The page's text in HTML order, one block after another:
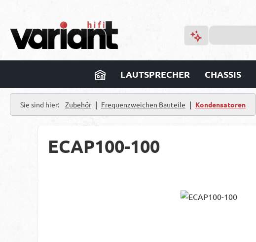
LAUTSPRECHER CHASSIS
Sie sind hier: Zubehör | Frequenzweichen Bauteile | Kondensatoren
ECAP100-100